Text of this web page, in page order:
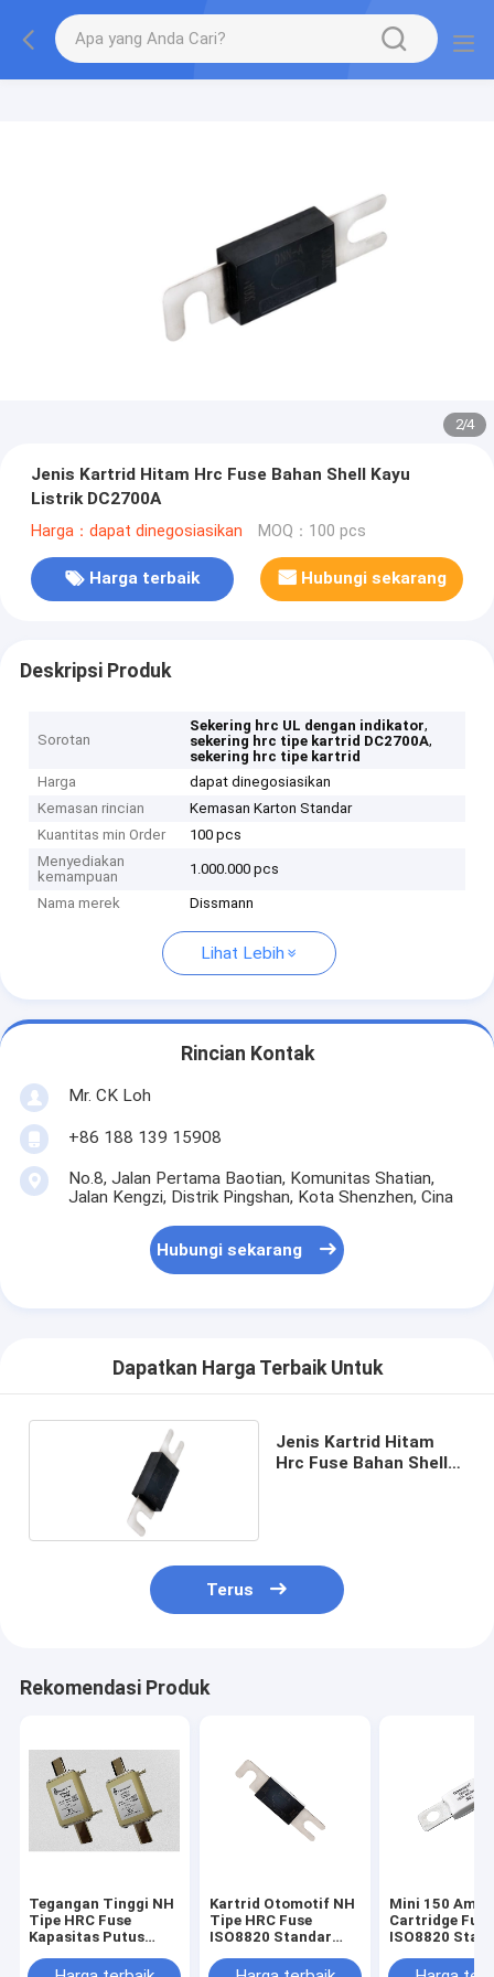
2/4
Jenis Kartrid Hitam Hrc Fuse Bahan Shell Kayu
Listrik DC2700A
Harga：dapat dinegosiasikan MOQ：100 pcs
Harga terbaik Hubungi sekarang
Deskripsi Produk
Sorotan
Sekering hrc UL dengan indikator,
sekering hrc tipe kartrid DC2700A,
sekering hrc tipe kartrid
Harga
dapat dinegosiasikan
Kemasan rincian
Kemasan Karton Standar
Kuantitas min Order
100 pcs
Menyediakan
kemampuan
1.000.000 pcs
Nama merek Dissmann
Lihat Lebih
Rincian Kontak
Mr. CK Loh
+86 188 139 15908
No.8, Jalan Pertama Baotian, Komunitas Shatian,
Jalan Kengzi, Distrik Pingshan, Kota Shenzhen, Cina
Hubungi sekarang
Dapatkan Harga Terbaik Untuk
Jenis Kartrid Hitam
Hrc Fuse Bahan Shell
Terus
Rekomendasi Produk
Tegangan Tinggi NH
Tipe HRC Fuse
Kapasitas Putus
Arus
Kartrid Otomotif NH
Tipe HRC Fuse
ISO8820 Standar
Tegangan
Mini 150 Amp
Cartridge Fuse
ISO8820